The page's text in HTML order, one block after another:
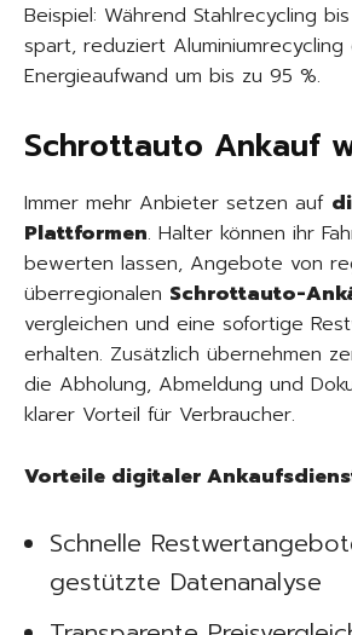
Beispiel: Während Stahlrecycling
spart, reduziert Aluminiumrecycling
Energieaufwand um bis zu 95 %.
Schrottauto Ankauf
Immer mehr Anbieter setzen auf
Plattformen. Halter können ihr
bewerten lassen, Angebote von
überregionalen Schrottauto-
vergleichen und eine sofortige
erhalten. Zusätzlich übernehmen
die Abholung, Abmeldung und
klarer Vorteil für Verbraucher.
Vorteile digitaler
Schnelle
gestützte Datenanalyse